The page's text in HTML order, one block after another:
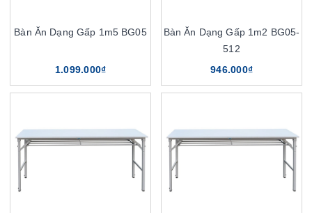
Bàn Ăn Dạng Gấp 1m5 BG05
1.099.000₫
Bàn Ăn Dạng Gấp 1m2 BG05-
512
946.000₫